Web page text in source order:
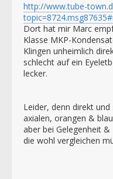
http://www.tube-
Dort hat mir Marc
Klasse MKP-
Klingen unheimlich
schlecht auf ein
lecker.
Leider, denn direkt
axialen, orangen &
aber bei Gelegenheit
die wohl vergleichen